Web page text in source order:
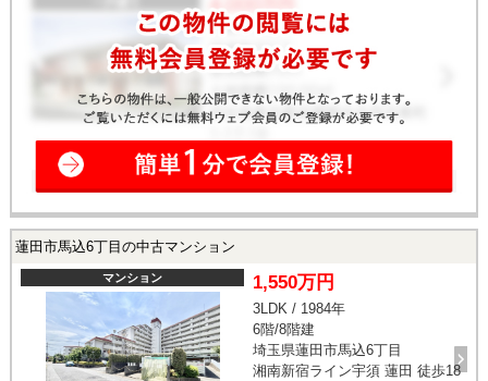
蓮田市馬込6丁目の中古マンション
マンション 1,550万円
3LDK / 1984年
6階/8階建
埼玉県蓮田市馬込6丁目
湘南新宿ライン宇須 蓮田 徒歩18